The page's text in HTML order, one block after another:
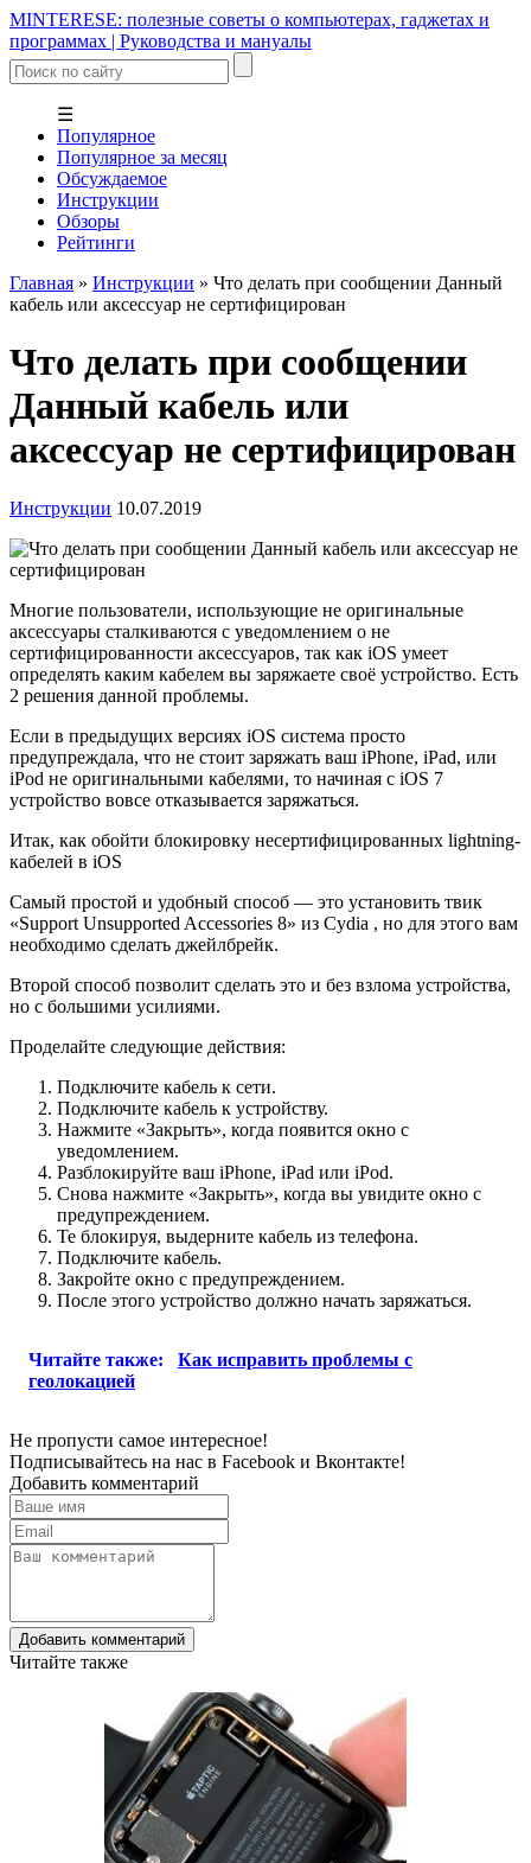
MINTERESE: полезные советы о компьютерах, гаджетах и
программах | Руководства и мануалы
☰
Популярное
Популярное за месяц
Обсуждаемое
Инструкции
Обзоры
Рейтинги
Главная » Инструкции » Что делать при сообщении Данный
кабель или аксессуар не сертифицирован
Что делать при сообщении
Данный кабель или
аксессуар не сертифицирован
Инструкции 10.07.2019
Многие пользователи, использующие не оригинальные
аксессуары сталкиваются с уведомлением о не
сертифицированности аксессуаров, так как iOS умеет
определять каким кабелем вы заряжаете своё устройство. Есть
2 решения данной проблемы.
Если в предыдущих версиях iOS система просто
предупреждала, что не стоит заряжать ваш iPhone, iPad, или
iPod не оригинальными кабелями, то начиная с iOS 7
устройство вовсе отказывается заряжаться.
Итак, как обойти блокировку несертифицированных lightning-
кабелей в iOS
Самый простой и удобный способ — это установить твик
«Support Unsupported Accessories 8» из Cydia , но для этого вам
необходимо сделать джейлбрейк.
Второй способ позволит сделать это и без взлома устройства,
но с большими усилиями.
Проделайте следующие действия:
Подключите кабель к сети.
Подключите кабель к устройству.
Нажмите «Закрыть», когда появится окно с
уведомлением.
Разблокируйте ваш iPhone, iPad или iPod.
Снова нажмите «Закрыть», когда вы увидите окно с
предупреждением.
Те блокируя, выдерните кабель из телефона.
Подключите кабель.
Закройте окно с предупреждением.
После этого устройство должно начать заряжаться.
Читайте также:
Как исправить проблемы с
геолокацией
Не пропусти самое интересное!
Подписывайтесь на нас в Facebook и Вконтакте!
Добавить комментарий
Добавить комментарий
Читайте также